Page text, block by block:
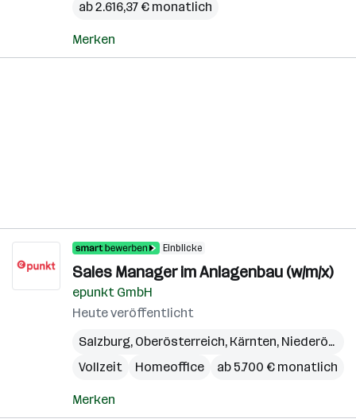
ab 2.616,37 € monatlich
Merken
Einblicke
Sales Manager im Anlagenbau (w/m/x)
epunkt GmbH
Heute veröffentlicht
Salzburg, Oberösterreich, Kärnten, Niederösterreich
Vollzeit
Homeoffice ab 5.700 € monatlich
Merken